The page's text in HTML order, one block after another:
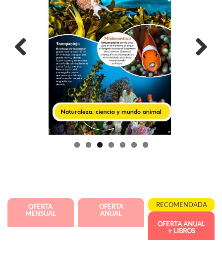
OFERTA
MENSUAL
OFERTA
ANUAL
RECOMENDADA
OFERTA ANUAL
+ LIBROS